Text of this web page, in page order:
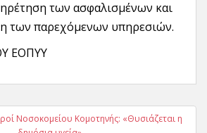
των ασφαλισμένων και
των παρεχόμενων υπηρεσιών.
ΕΟΠΥΥ
Νοσοκομείου Κομοτηνής: «Θυσιάζεται η